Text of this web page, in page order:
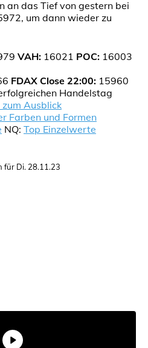
an das Tief von gestern bei
um dann wieder zu
VAH: 16021 POC: 16003
FDAX Close 22:00: 15960
Handelstag
zum Ausblick
Farben und Formen
NQ: Top Einzelwerte
für Di. 28.11.23